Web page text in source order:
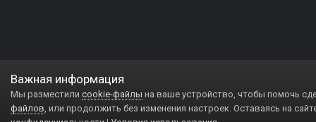
Важная информация
Мы разместили cookie-файлы на ваше устройство, чтобы помочь
файлов, или продолжить без изменения настроек. Оставаясь на